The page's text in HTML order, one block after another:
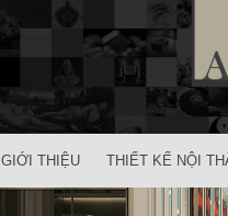
GIỚI THIỆU THIẾT KẾ NỘI